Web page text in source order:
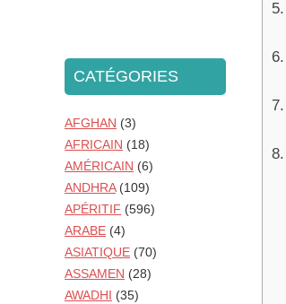
CATÉGORIES
AFGHAN (3)
AFRICAIN (18)
AMÉRICAIN (6)
ANDHRA(109)
APÉRITIF (596)
ARABE (4)
ASIATIQUE (70)
ASSAMEN (28)
AWADHI (35)